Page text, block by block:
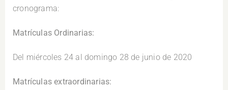
cronograma:
Matrículas Ordinarias:
Del miércoles 24 al domingo 28 de junio de 2020
Matrículas extraordinarias: